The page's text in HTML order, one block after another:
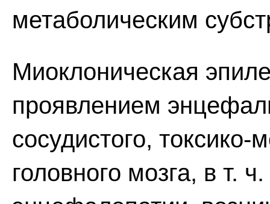
метаболическим
Миоклоническая
проявлением
сосудистого,
головного мозга, в т.